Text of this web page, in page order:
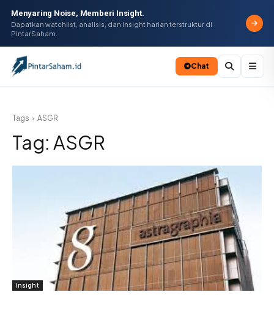
Menyaring Noise, Memberi Insight.
Dapatkan watchlist, analisis, dan insight harian terstruktur di
PintarSaham.
Chat
Tags
ASGR
Tag: ASGR
Insight